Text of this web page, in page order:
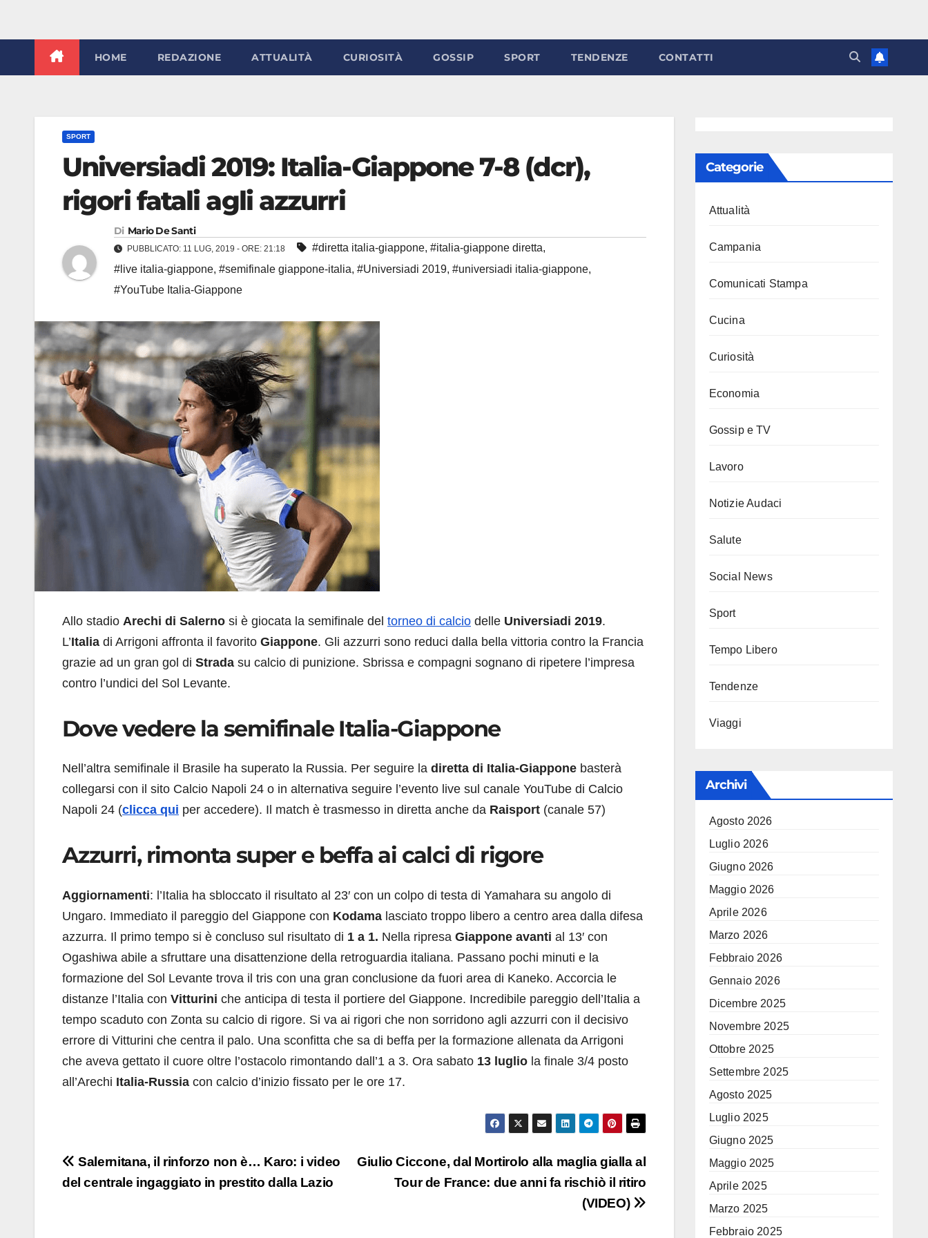
HOME REDAZIONE ATTUALITÀ CURIOSITÀ GOSSIP SPORT TENDENZE CONTATTI
SPORT
Universiadi 2019: Italia-Giappone 7-8 (dcr),
rigori fatali agli azzurri
Di Mario De Santi
PUBBLICATO: 11 LUG, 2019 - ORE: 21:18 #diretta italia-giappone, #italia-giappone diretta,
#live italia-giappone, #semifinale giappone-italia, #Universiadi 2019, #universiadi italia-giappone,
#YouTube Italia-Giappone
Allo stadio Arechi di Salerno si è giocata la semifinale del torneo di calcio delle Universiadi 2019.
L’Italia di Arrigoni affronta il favorito Giappone. Gli azzurri sono reduci dalla bella vittoria contro la Francia
grazie ad un gran gol di Strada su calcio di punizione. Sbrissa e compagni sognano di ripetere l’impresa
contro l’undici del Sol Levante.
Dove vedere la semifinale Italia-Giappone
Nell’altra semifinale il Brasile ha superato la Russia. Per seguire la diretta di Italia-Giappone basterà
collegarsi con il sito Calcio Napoli 24 o in alternativa seguire l’evento live sul canale YouTube di Calcio
Napoli 24 (clicca qui per accedere). Il match è trasmesso in diretta anche da Raisport (canale 57)
Azzurri, rimonta super e beffa ai calci di rigore
Aggiornamenti: l’Italia ha sbloccato il risultato al 23′ con un colpo di testa di Yamahara su angolo di
Ungaro. Immediato il pareggio del Giappone con Kodama lasciato troppo libero a centro area dalla difesa
azzurra. Il primo tempo si è concluso sul risultato di 1 a 1. Nella ripresa Giappone avanti al 13′ con
Ogashiwa abile a sfruttare una disattenzione della retroguardia italiana. Passano pochi minuti e la
formazione del Sol Levante trova il tris con una gran conclusione da fuori area di Kaneko. Accorcia le
distanze l’Italia con Vitturini che anticipa di testa il portiere del Giappone. Incredibile pareggio dell’Italia a
tempo scaduto con Zonta su calcio di rigore. Si va ai rigori che non sorridono agli azzurri con il decisivo
errore di Vitturini che centra il palo. Una sconfitta che sa di beffa per la formazione allenata da Arrigoni
che aveva gettato il cuore oltre l’ostacolo rimontando dall’1 a 3. Ora sabato 13 luglio la finale 3/4 posto
all’Arechi Italia-Russia con calcio d’inizio fissato per le ore 17.
Navigazione
articoli
Giulio Ciccone, dal Mortirolo alla maglia gialla al
Tour de France: due anni fa rischiò il ritiro
(VIDEO)
Salernitana, il rinforzo non è… Karo: i video
del centrale ingaggiato in prestito dalla Lazio
Categorie
Attualità
Campania
Comunicati Stampa
Cucina
Curiosità
Economia
Gossip e TV
Lavoro
Notizie Audaci
Salute
Social News
Sport
Tempo Libero
Tendenze
Viaggi
Archivi
Agosto 2026
Luglio 2026
Giugno 2026
Maggio 2026
Aprile 2026
Marzo 2026
Febbraio 2026
Gennaio 2026
Dicembre 2025
Novembre 2025
Ottobre 2025
Settembre 2025
Agosto 2025
Luglio 2025
Giugno 2025
Maggio 2025
Aprile 2025
Marzo 2025
Febbraio 2025